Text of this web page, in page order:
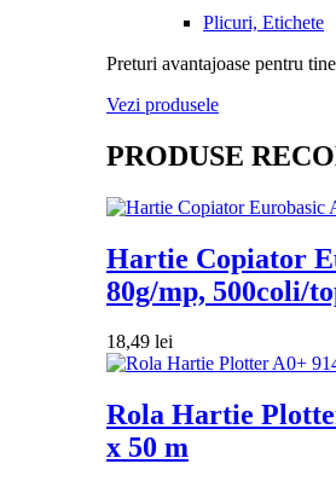
Plicuri, Etichete
Preturi avantajoase pentru
Vezi produsele
PRODUSE
Hartie Copiator
80g/mp, 500coli/
18,49 lei
Rola Hartie
x 50 m